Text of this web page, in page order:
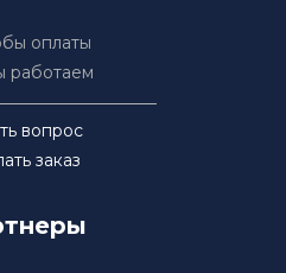
оплаты
работаем
вопрос
заказ